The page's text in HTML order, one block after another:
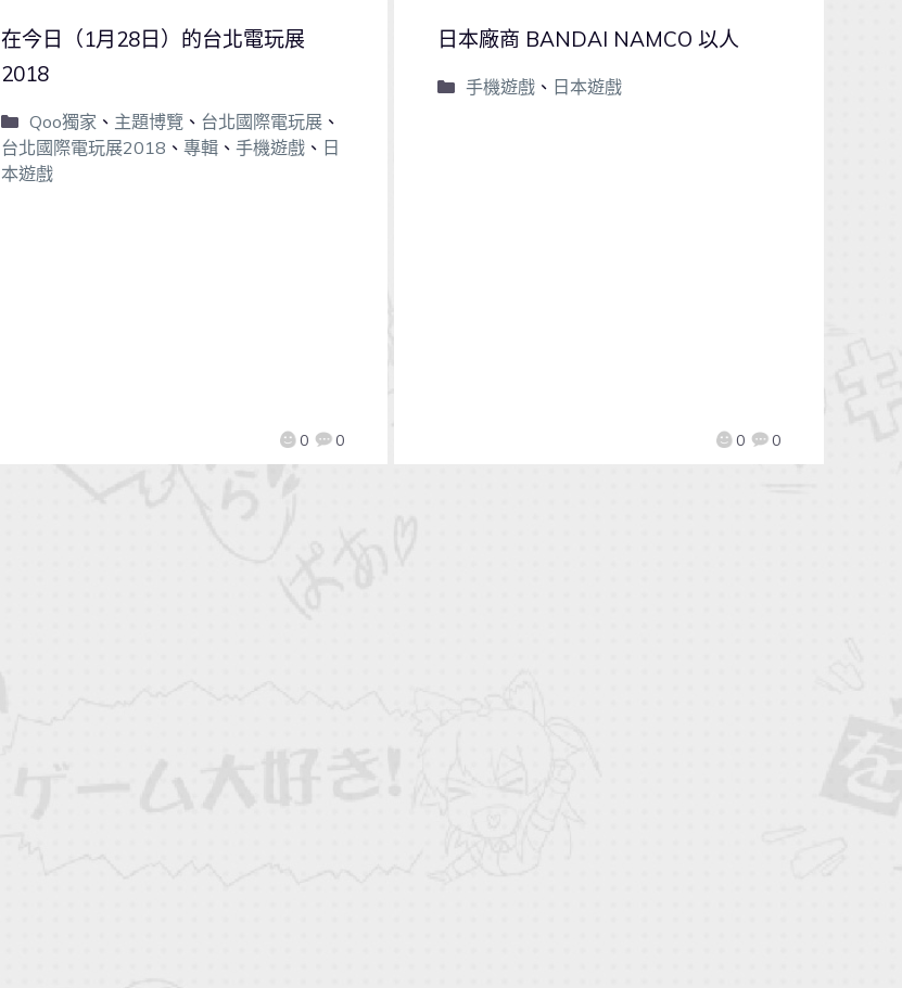
0 0
在今日（1月28日）的台北電玩展
2018
Qoo獨家 、 主題博覽、 台北國際電玩展、
台北國際電玩展2018 、 專輯、 手機遊戲、 日
本遊戲
0 0
日本廠商 BANDAI NAMCO 以人
手機遊戲、 日本遊戲